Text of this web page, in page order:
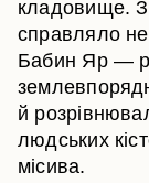
кладовище.
справляло
Бабин Яр —
й
людських
місива.